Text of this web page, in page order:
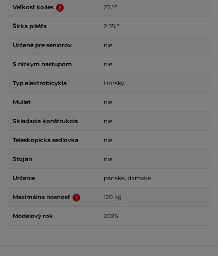
Veľkosť kolies 27,5"
Šírka plášťa 2.35 "
Určené pre seniorov nie
S nízkym nástupom nie
Typ elektrobicykla Horský
Mullet nie
Skladacia konštrukcia nie
Teleskopická sedlovka nie
Stojan nie
Určenie pánske, dámske
Maximálna nosnosť 120 kg
Modelový rok 2026